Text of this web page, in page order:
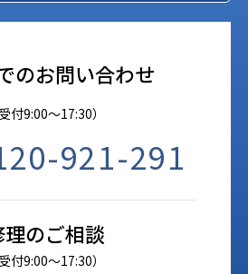
のお問い合わせ
受付9:00〜17:30）
921-291
のご相談
受付9:00〜17:30）